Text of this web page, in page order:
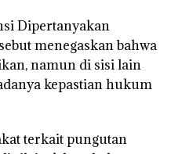
Dipertanyakan
menegaskan bahwa
namun di sisi lain
kepastian hukum
terkait pungutan